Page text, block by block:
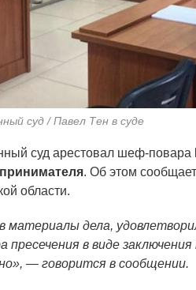
суд / Павел Тен в суде
суд арестовал шеф-повара
. Об этом
области.
материалы дела,
пресечения в виде
— говорится в сообщении.